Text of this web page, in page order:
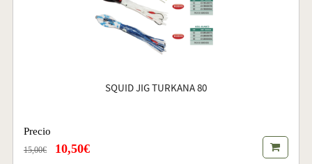
SQUID JIG TURKANA 80
Precio
15,00€ 10,50€